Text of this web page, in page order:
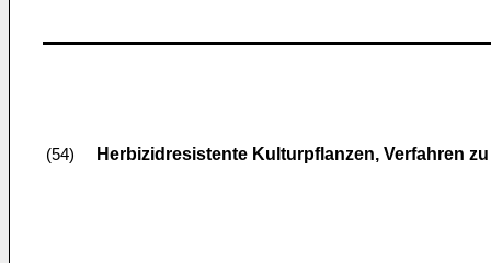
(54) Herbizidresistente Kulturpflanzen, Verfahren